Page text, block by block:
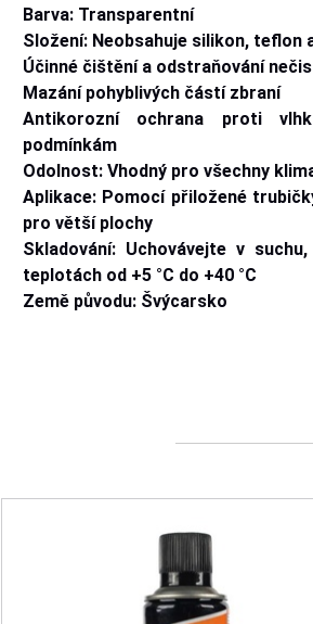
Barva: Transparentní
Složení: Neobsahuje silikon, teflon
Účinné čištění a odstraňování
Mazání pohyblivých částí zbraní
Antikorozní ochrana proti
podmínkám
Odolnost: Vhodný pro všechny
Aplikace: Pomocí přiložené
pro větší plochy
Skladování: Uchovávejte v
teplotách od +5 °C do +40 °C
Země původu: Švýcarsko